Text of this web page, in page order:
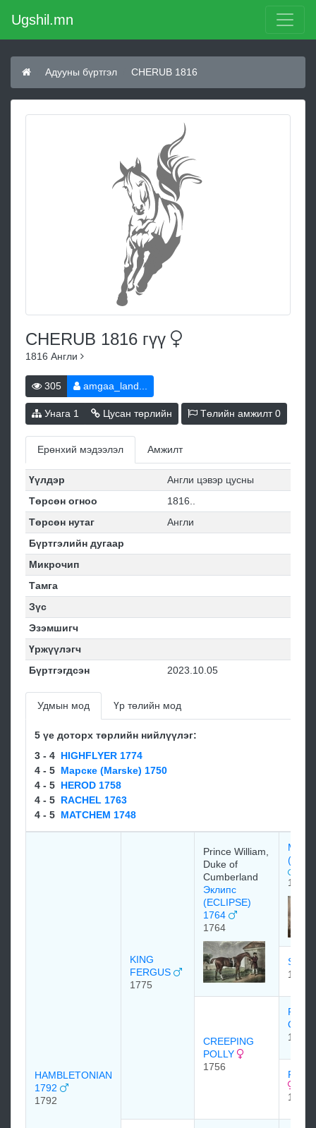
Ugshil.mn
Адууны бүртгэл CHERUB 1816
CHERUB 1816 гүү
1816 Англи
305 amgaa_land...
Унага 1 Цусан төрлийн Төлийн амжилт0
Ерөнхий мэдээлэл Амжилт
Үүлдэр
Англи цэвэр цусны
Төрсөн огноо
1816..
Төрсөн нутаг
Англи
Бүртгэлийн дугаар
Микрочип
Тамга
Зүс
Эзэмшигч
Үржүүлэгч
Бүртгэгдсэн
2023.10.05
Удмын мод Үр төлийн мод
5 үе доторх төрлийн нийлүүлэг:
3 - 4 HIGHFLYER 1774
4 - 5 Марске (Marske) 1750
4 - 5 HEROD 1758
4 - 5 RACHEL 1763
4 - 5 MATCHEM 1748
HAMBLETONIAN
1792
1792
KING
FERGUS
1775
Prince William,
Duke of
Cumberland
Эклипс
(ECLIPSE)
1764
1764
1750
1749
CREEPING
POLLY
1756
1743
1751